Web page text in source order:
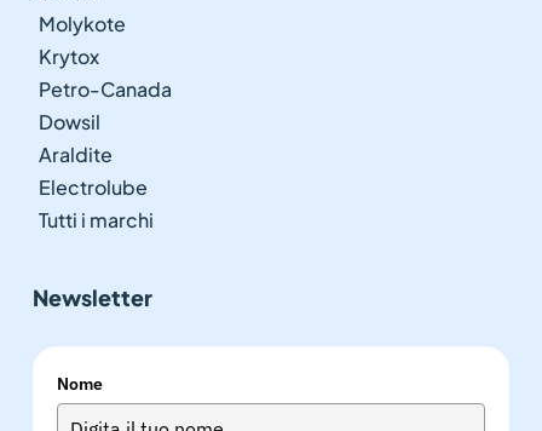
Molykote
Krytox
Petro-Canada
Dowsil
Araldite
Electrolube
Tutti i marchi
Newsletter
Nome